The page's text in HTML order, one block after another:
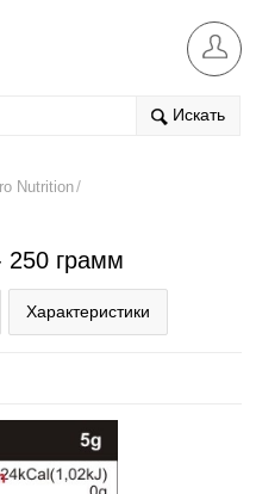
Искать
Nutrition/
250 грамм
Характеристики